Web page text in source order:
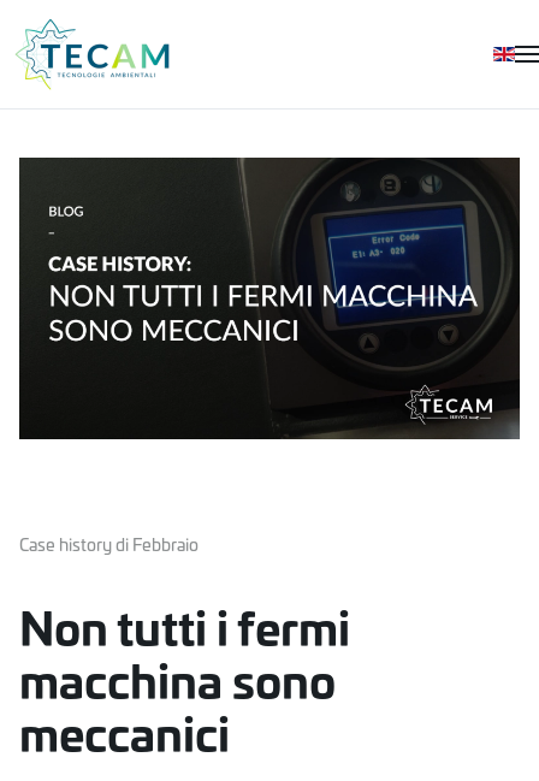
Skip to main content
Case history di Febbraio
Non tutti i fermi
macchina sono
meccanici